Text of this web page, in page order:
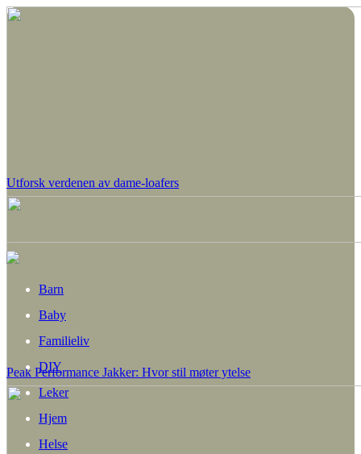
Utforsk verdenen av dame-loafers
Peak Performance Jakker: Hvor stil møter ytelse
Barn
Baby
Familieliv
DIY
Leker
Hjem
Helse